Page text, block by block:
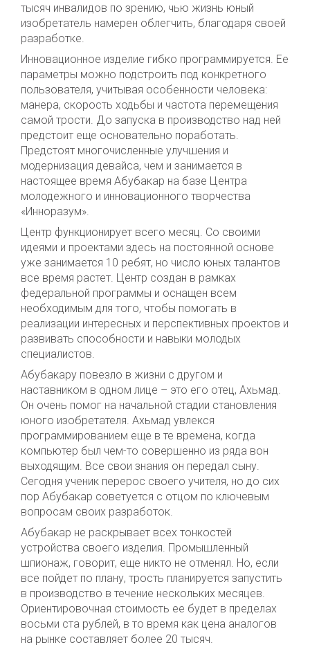
тысяч инвалидов по зрению, чью жизнь юный
изобретатель намерен облегчить, благодаря своей
разработке.
Инновационное изделие гибко программируется. Ее
параметры можно подстроить под конкретного
пользователя, учитывая особенности человека:
манера, скорость ходьбы и частота перемещения
самой трости. До запуска в производство над ней
предстоит еще основательно поработать.
Предстоят многочисленные улучшения и
модернизация девайса, чем и занимается в
настоящее время Абубакар на базе Центра
молодежного и инновационного творчества
«Инноразум».
Центр функционирует всего месяц. Со своими
идеями и проектами здесь на постоянной основе
уже занимается 10 ребят, но число юных талантов
все время растет. Центр создан в рамках
федеральной программы и оснащен всем
необходимым для того, чтобы помогать в
реализации интересных и перспективных проектов и
развивать способности и навыки молодых
специалистов.
Абубакару повезло в жизни с другом и
наставником в одном лице – это его отец, Ахьмад.
Он очень помог на начальной стадии становления
юного изобретателя. Ахьмад увлекся
программированием еще в те времена, когда
компьютер был чем-то совершенно из ряда вон
выходящим. Все свои знания он передал сыну.
Сегодня ученик перерос своего учителя, но до сих
пор Абубакар советуется с отцом по ключевым
вопросам своих разработок.
Абубакар не раскрывает всех тонкостей
устройства своего изделия. Промышленный
шпионаж, говорит, еще никто не отменял. Но, если
все пойдет по плану, трость планируется запустить
в производство в течение нескольких месяцев.
Ориентировочная стоимость ее будет в пределах
восьми ста рублей, в то время как цена аналогов
на рынке составляет более 20 тысяч.